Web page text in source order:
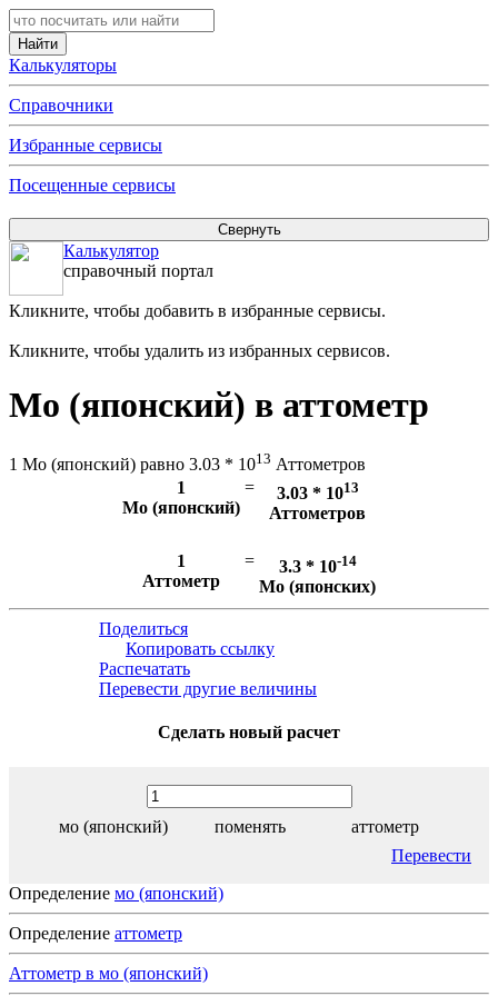
Калькуляторы
Справочники
Избранные сервисы
Посещенные сервисы
Калькулятор
справочный портал
Кликните, чтобы добавить в избранные сервисы.
Кликните, чтобы удалить из избранных сервисов.
Мо (японский) в аттометр
1 Мо (японский) равно 3.03 * 1013 Аттометров
1
Мо (японский)
= 3.03 * 1013
Аттометров
1
Аттометр
= 3.3 * 10-14
Мо (японских)
Поделиться
Копировать ссылку
Распечатать
Перевести другие величины
Сделать новый расчет
мо (японский) поменять
аттометр
Перевести
Определение мо (японский)
Определение аттометр
Аттометр в мо (японский)